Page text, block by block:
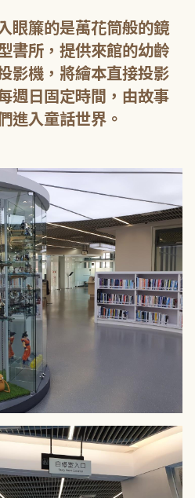
眼簾的是萬花筒般的鏡
書所，提供來館的幼齡
影機，將繪本直接投影
週日固定時間，由故事
進入童話世界。